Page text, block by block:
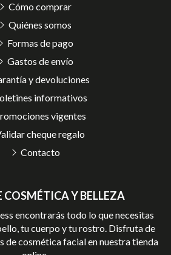
COSMÉTICA Y BELLEZA
encontrarás todo lo que necesitas
tu cuerpo y tu rostro. Disfruta de
de cosmética facial en nuestra tienda
Cómo comprar
Quiénes somos
Formas de pago
Gastos de envío
y devoluciones
informativos
vigentes
cheque regalo
Contacto